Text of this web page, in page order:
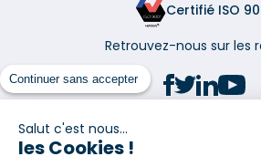
Continuer sans accepter
Salut c'est nous...
les Cookies !
Certifié ISO
Retrouvez-nous sur les
(1) Taux fixe national hors assurance et selon